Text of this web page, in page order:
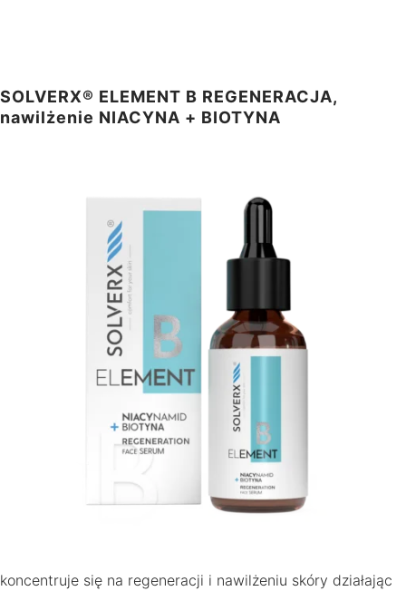
SOLVERX® ELEMENT B REGENERACJA,
nawilżenie NIACYNA + BIOTYNA
koncentruje się na regeneracji i nawilżeniu skóry działając